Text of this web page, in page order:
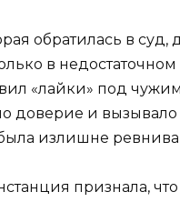
обратилась в
в
«лайки» под
доверие и вызывало
излишне ревнива
признала,